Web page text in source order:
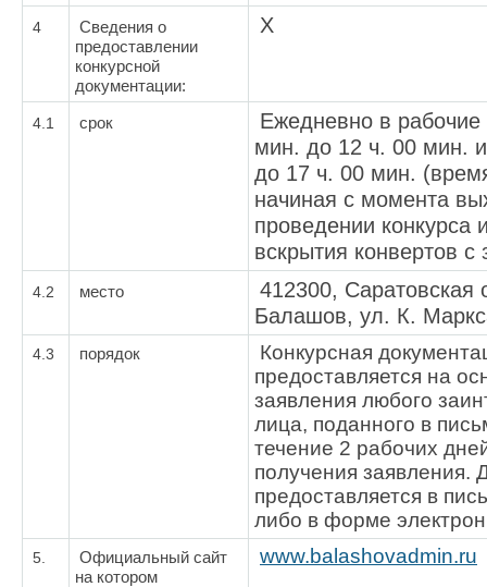
4
Сведения о
предоставлении
конкурсной
документации:
Х
4.1 срок
Ежедневно в
мин. до 12 ч. 00 мин.
до 17 ч. 00 мин.
начиная с момента
проведении конкурса
вскрытия конвертов с
4.2 место
412300, Саратовская
Балашов, ул. К.
4.3 порядок
Конкурсная
предоставляется на
заявления любого
лица, поданного в
течение 2 рабочих
получения заявления.
предоставляется в
либо в форме
5.
Официальный сайт
на котором
www.balashovadmin.ru